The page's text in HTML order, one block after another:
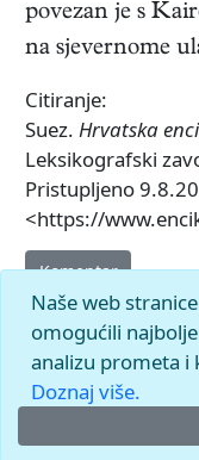
povezan je s
na sjevernome
Citiranje:
Suez. Hrvatska
Leksikografski
Pristupljeno
<https://
Komentar
Naše web
omogućili
analizu prometa i
Doznaj više.
© 2026.